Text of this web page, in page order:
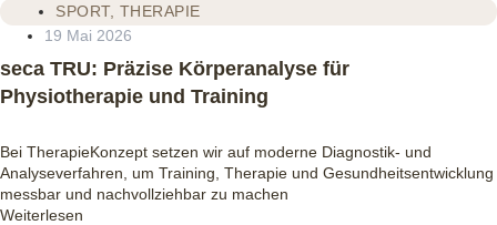
SPORT, THERAPIE
19 Mai 2026
seca TRU: Präzise Körperanalyse für
Physiotherapie und Training
Bei TherapieKonzept setzen wir auf moderne Diagnostik‑ und
Analyseverfahren, um Training, Therapie und Gesundheitsentwicklung
messbar und nachvollziehbar zu machen
Weiterlesen